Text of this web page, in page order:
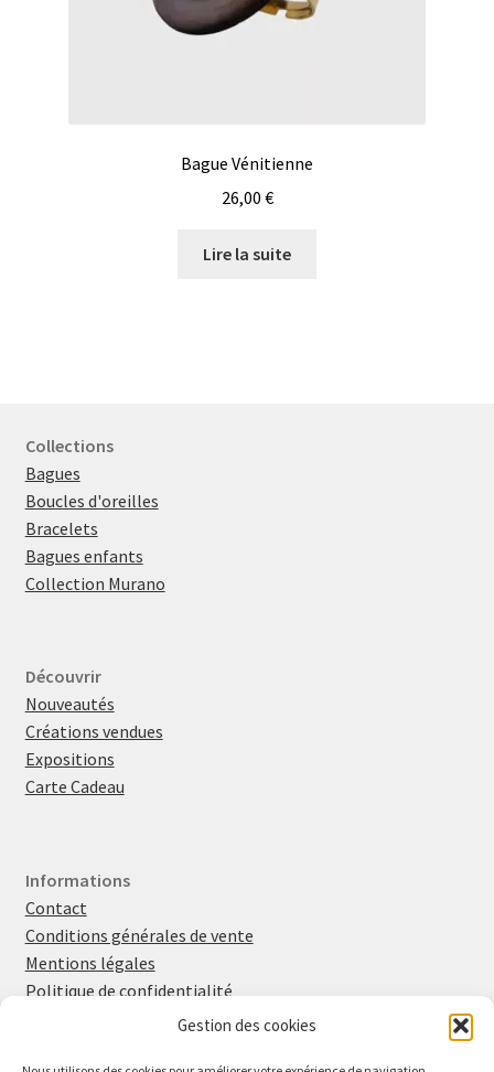
Gestion des cookies
Bague Vénitienne
26,00 €
Lire la suite
Collections
Bagues
Boucles d'oreilles
Bracelets
Bagues enfants
Collection Murano
Découvrir
Nouveautés
Créations vendues
Expositions
Carte Cadeau
Informations
Contact
Conditions générales de vente
Mentions légales
Politique de confidentialité
Politique en matière de cookies